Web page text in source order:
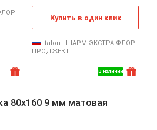
В наличии
Купить в один клик
Italon - ШАРМ ЭКСТРА ФЛОР
ПРОДЖЕКТ
80x160 9 мм матовая